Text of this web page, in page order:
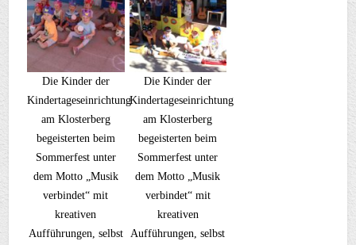
Die Kinder der
Kindertageseinrichtung
am Klosterberg
begeisterten beim
Sommerfest unter
dem Motto „Musik
verbindet“ mit
kreativen
Aufführungen, selbst
Die Kinder der
Kindertageseinrichtung
am Klosterberg
begeisterten beim
Sommerfest unter
dem Motto „Musik
verbindet“ mit
kreativen
Aufführungen, selbst